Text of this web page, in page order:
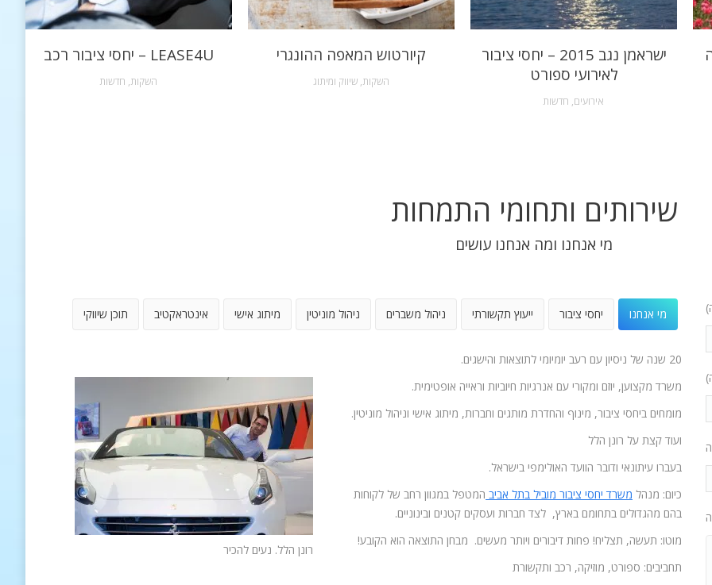
LEASE4U – יחסי ציבור רכב
השקות, חדשות
קיורטוש המאפה ההונגרי
השקות,שיווק ומיתוג
ישראמן נגב 2015 – יחסי ציבור
לאירועי ספורט
אירועים, חדשות
שירותים ותחומי התמחות
מי אנחנו ומה אנחנו עושים
מי אנחנו יחסי ציבור ייעוץ תקשורתי ניהול משברים ניהול מוניטין מיתוג אישי אינטראקטיב תוכן שיווקי
20 שנה של ניסיון עם רעב יומיומי לתוצאות והישגים.
רונן הלל. נעים להכיר
משרד מקצוען, יוזם ומקורי עם אנרגיות חיוביות וראייה אופטימית.
מומחים ביחסי ציבור, מינוף והחדרת מותגים וחברות, מיתוג אישי וניהול מוניטין.
ועוד קצת על רונן הלל
בעברו עיתונאי ודובר הוועד האולימפי בישראל.
כיום: מנהל משרד יחסי ציבור מוביל בתל אביב המטפל במגוון רחב של לקוחות
בהם מהגדולים בתחומם בארץ, לצד חברות ועסקים קטנים ובינוניים.
מוטו: תעשה, תצליח! פחות דיבורים ויותר מעשים. מבחן התוצאה הוא הקובע!
תחביבים: ספורט, מוזיקה, רכב ותקשורת